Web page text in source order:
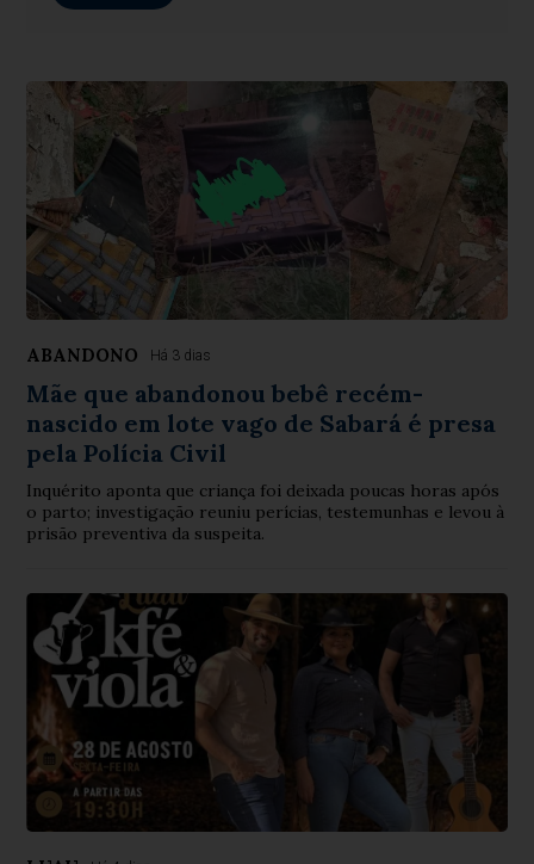
ABANDONO Há 3 dias
Mãe que abandonou bebê recém-
nascido em lote vago de Sabará é presa
pela Polícia Civil
Inquérito aponta que criança foi deixada poucas horas após
o parto; investigação reuniu perícias, testemunhas e levou à
prisão preventiva da suspeita.